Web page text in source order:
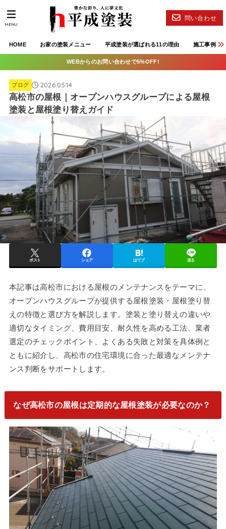
HOME お家の塗装メニュー 平成塗装が選ばれる11の理由 施工事例
問い合わせ
MENU
WEBからのお問い合わせで5%OFF!
ブログ 2026.05.14
高松市の屋根｜オープンハウスグループによる屋根
塗装と屋根塗り替えガイド
ポスト シェア はてブ 送る
本記事は高松市における屋根のメンテナンスをテーマに、
オープンハウスグループが提供する屋根塗装・屋根塗り替
えの特徴と選び方を解説します。塗装と塗り替えの違いや
適切なタイミング、費用目安、耐久性を高める工法、業者
選定のチェックポイント、よくある失敗と対策を具体例と
ともに紹介し、高松市の住宅環境に合った最適なメンテナ
ンス判断をサポートします。
なぜ高松市の屋根は定期的な屋根塗装が必要なのか？